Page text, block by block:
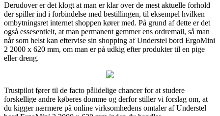
Derudover er det klogt at man er klar over de mest aktuelle forhold
der spiller ind i forbindelse med bestillingen, til eksempel hvilken
ombytningsret internet shoppen kører med. På grund af dette er det
også essesentielt, at man permanent gemmer ens ordremail, så man
når som helst kan eftervise sin shopping af Understel bord ErgoMini
2 2000 x 620 mm, om man er på udkig efter produkter til en pige
eller dreng.
Trustpilot fører til de facto pålidelige chancer for at studere
forskellige andre køberes domme og derfor stiller vi forslag om, at
du kigger nærmere på online virksomhedens omtaler af Understel